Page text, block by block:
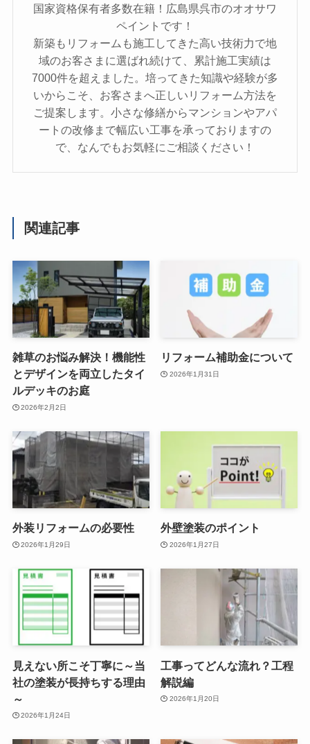
国家資格保有者多数在籍！広島県呉市のオオサワ
ペイントです！
新築もリフォームも施工してきた高い技術力で地
域のお客さまに選ばれ続けて、累計施工実績は
7000件を超えました。培ってきた知識や経験が多
いからこそ、お客さまへ正しいリフォーム方法を
ご提案します。小さな修繕からマンションやアパ
ートの改修まで幅広い工事を承っておりますの
で、なんでもお気軽にご相談ください！
関連記事
雑草のお悩み解決！機能性
とデザインを両立したタイ
ルデッキのお庭
2026年2月2日
リフォーム補助金について
2026年1月31日
外装リフォームの必要性
2026年1月29日
外壁塗装のポイント
2026年1月27日
見えない所こそ丁寧に～当
社の塗装が長持ちする理由
～
2026年1月24日
工事ってどんな流れ？工程
解説編
2026年1月20日